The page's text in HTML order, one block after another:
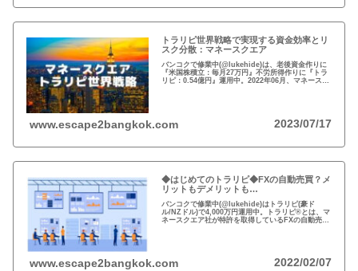
トラリピ世界戦略で実現する資金効率とリ
スク分散：マネースクエア
バンコクで修業中(@lukehide)は、老後資金作りに
『米国株積立：毎月27万円』不労所得作りに『トラ
リピ：0.54億円』運用中。2022年06月、マネースク
www.escape2bangkok.com 2023/07/17
◆はじめてのトラリピ◆FXの自動売買？メ
リットもデメリットも…
バンコクで修業中(@lukehide)はトラリピ(豪ド
ル/NZドル)で4,000万円運用中。トラリピ®とは、マ
ネースクエア社が特許を取得しているFXの自動売買
www.escape2bangkok.com 2022/02/07